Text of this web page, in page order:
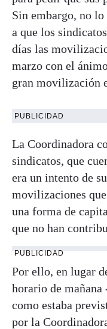
Sin embargo, no
a que los
días las
marzo con el
gran movilización
PUBLICIDAD
La Coordinadora
sindicatos, que
era un intento de
movilizaciones
una forma de
que no han
PUBLICIDAD
Por ello, en lugar
horario de mañana
como estaba
por la